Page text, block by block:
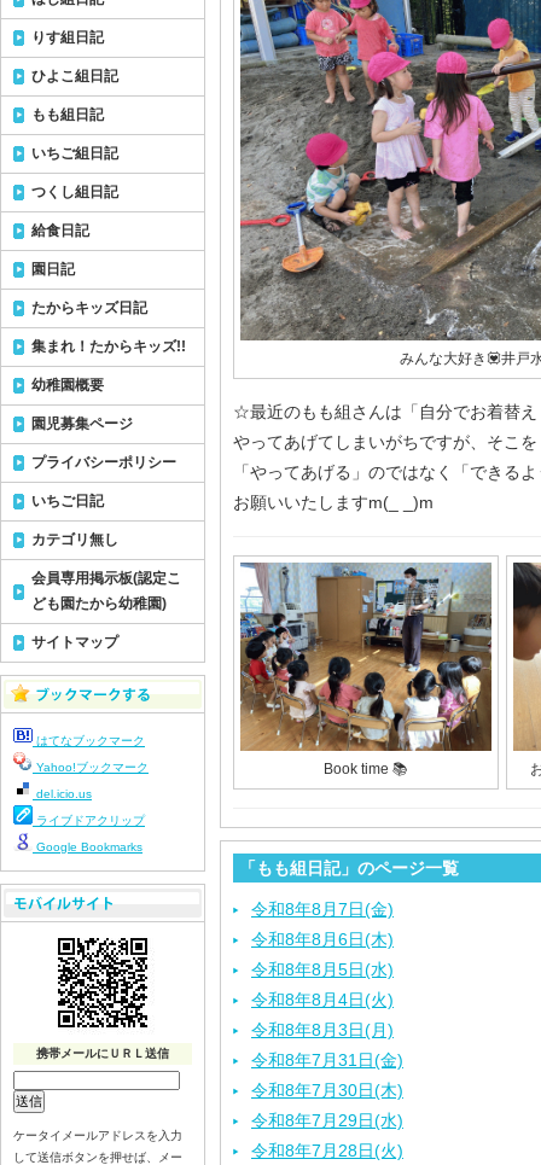
みんな大好き💟井戸
☆最近のもも組さんは「自分でお着替
やってあげてしまいがちですが、そこ
「やってあげる」のではなく「できる
お願いいたしますm(_ _)m
Book time 📚
「もも組日記」のページ一覧
令和8年8月7日(金)
令和8年8月6日(木)
令和8年8月5日(水)
令和8年8月4日(火)
令和8年8月3日(月)
令和8年7月31日(金)
令和8年7月30日(木)
令和8年7月29日(水)
令和8年7月28日(火)
りす組日記
ひよこ組日記
もも組日記
いちご組日記
つくし組日記
給食日記
園日記
たからキッズ日記
集まれ！たからキッズ!!
幼稚園概要
園児募集ページ
プライバシーポリシー
いちご日記
カテゴリ無し
会員専用掲示板(認定こ
ども園たから幼稚園)
サイトマップ
はてなブックマーク
Yahoo!ブックマーク
del.icio.us
ライブドアクリップ
Google Bookmarks
携帯メールにＵＲＬ送信
ケータイメールアドレスを入力
して送信ボタンを押せば、メー